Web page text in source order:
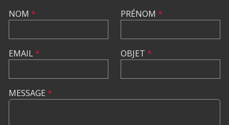
NOM *
EMAIL*
PRÉNOM *
OBJET *
MESSAGE *